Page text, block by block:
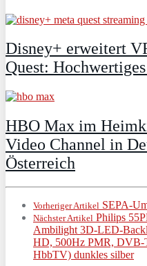
Disney+ erweitert
Quest:
HBO Max im
Video Channel in
Österreich
Vorheriger Artikel SEPA-
Nächster Artikel Philips
Ambilight 3D-LED-
HD, 500Hz PMR, DVB-
HbbTV) dunkles silber